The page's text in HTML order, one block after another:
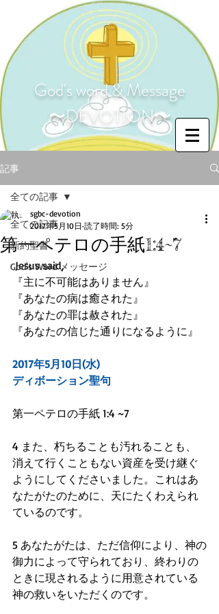
God's word & Message
〜DEVOTION〜
記事
全ての記事
新約聖書
God's Word メッセージ
全ての記事
第一ペテロの手紙1:4~7
sgbc-devotion
2017年5月10日 読了時間: 5分
Jesus said,
『主に不可能はありません』
『あなたの病は癒された』
『あなたの罪は赦された』
『あなたの信じた通りになるように』
2017年5月10日(水)
ディボーション聖句
第一ペテロの手紙 1:4 ~7
4 また、朽ちることも汚れることも、
消えて行くこともない資産を受け継ぐ
ようにしてくださいました。これはあ
なたがたのために、天にたくわえられ
ているのです。
5 あなたがたは、ただ信仰により、神の
御力によって守られており、終わりの
ときに現されるように用意されている
神の救いをいただくのです。